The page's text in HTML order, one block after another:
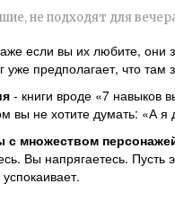
не подходят для
если вы их любите, они
предполагает, что
- книги вроде «7 навыков
вы не хотите думать: «А я
множеством
Вы напрягаетесь.